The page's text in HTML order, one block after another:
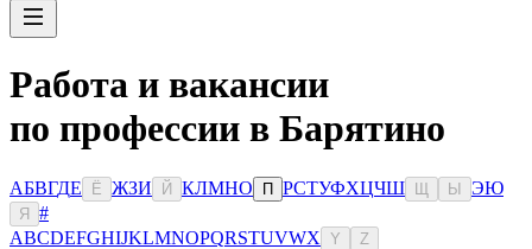
Работа и вакансии
по профессии в Барятино
АБВГДЕ Ё ЖЗИ Й КЛМНО П РСТУФХЦЧШ Ы ЭЮ
Я
#
ABCDEFGHIJKLMNOPQRSTUVWX Y Z